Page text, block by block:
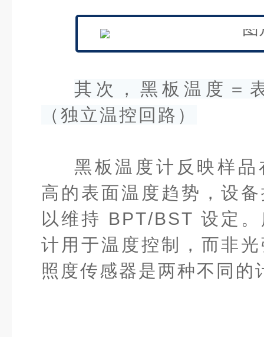
其次，黑板温度＝
（独立温控回路）
黑板温度计反映样
高的表面温度趋势，设
以维持 BPT/BST 设定
计用于温度控制，而非
照度传感器是两种不同的